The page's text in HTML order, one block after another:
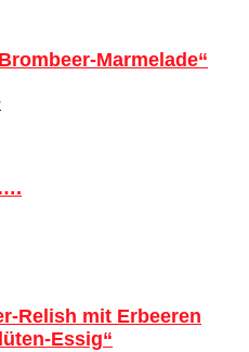
Marmelade“
Relish mit Erbeeren
Essig“